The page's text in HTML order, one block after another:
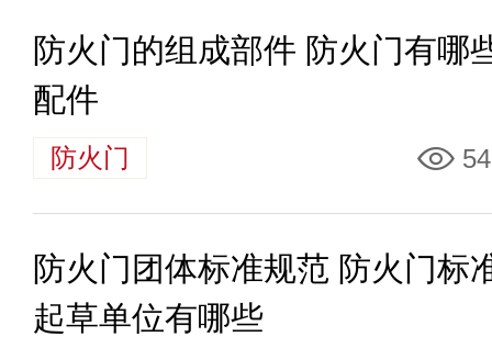
防火门的组成部件 防火门有哪
配件
防火门
防火门团体标准规范 防火门标
起草单位有哪些